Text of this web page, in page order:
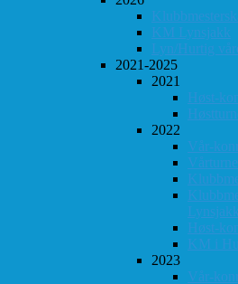
KM Lynsjakk
Lyn/Hurtig
2021-2025
2021
Høst-
2022
Vår-
Lynsjakk
Høst-
KM i
2023
Vår-